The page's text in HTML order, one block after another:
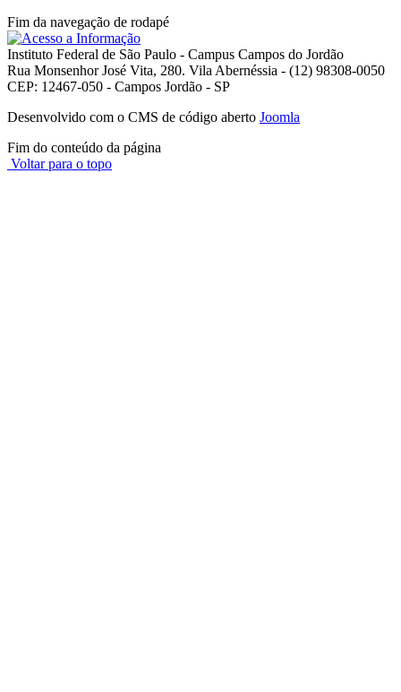
Fim da navegação de rodapé
Instituto Federal de São Paulo - Campus Campos do Jordão
Rua Monsenhor José Vita, 280. Vila Abernéssia - (12) 98308-0050
CEP: 12467-050 - Campos Jordão - SP
Desenvolvido com o CMS de código aberto Joomla
Fim do conteúdo da página
Voltar para o topo